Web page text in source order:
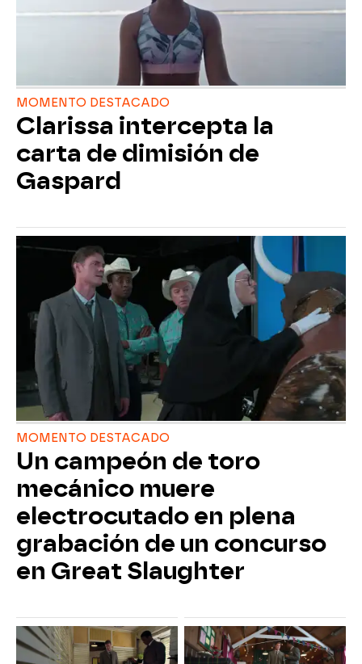
MOMENTO DESTACADO
Clarissa intercepta la
carta de dimisión de
Gaspard
MOMENTO DESTACADO
Un campeón de toro
mecánico muere
electrocutado en plena
grabación de un concurso
en Great Slaughter